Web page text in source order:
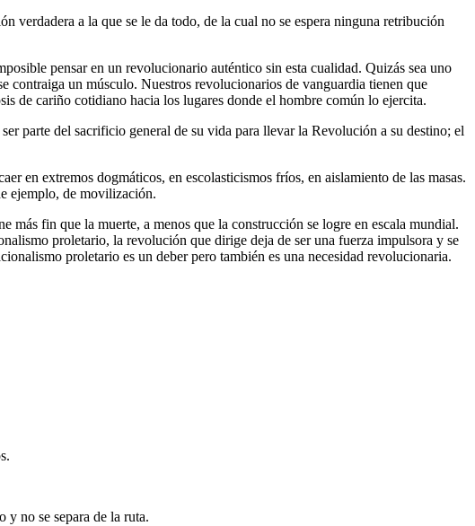
verdadera a la que se le da todo, de la cual no se espera ninguna retribución
pensar en un revolucionario auténtico sin esta cualidad. Quizás sea uno
contraiga un músculo. Nuestros revolucionarios de vanguardia tienen que
de cariño cotidiano hacia los lugares donde el hombre común lo ejercita.
parte del sacrificio general de su vida para llevar la Revolución a su destino; el
en extremos dogmáticos, en escolasticismos fríos, en aislamiento de las masas.
ejemplo, de movilización.
fin que la muerte, a menos que la construcción se logre en escala mundial.
proletario, la revolución que dirige deja de ser una fuerza impulsora y se
proletario es un deber pero también es una necesidad revolucionaria.
y no se separa de la ruta.